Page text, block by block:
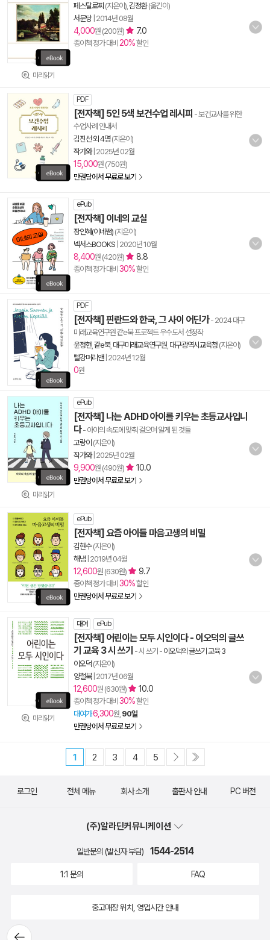
미리읽기
페스탈로찌 (지은이), 김정환(옮긴이)
서문당| 2014년 08월
4,000원 (200원) 7.0
종이책 정가 대비 20%할인
PDF
[전자책] 5인 5색 보건수업 레시피 - 보건교사를 위한
수업사례 안내서
김진선 외 4명(지은이)
작가와| 2025년 02월
15,000원 (750원)
만권당에서 무료로 보기
ePub
[전자책] 이네의 교실
장인혜(이네쌤) (지은이)
넥서스BOOKS 2020년 10월
8,400원 (420원) 8.8
종이책 정가 대비 30%할인
PDF
[전자책] 핀란드와 한국, 그 사이 어딘가- 2024 대구
미래교육연구원 같e북 프로젝트 우수도서 선정작
윤정현 같e북, 대구미래교육연구원 대구광역시교육청 (지은이)
빨강머리앤| 2024년 12월
0원
미리읽기
ePub
[전자책] 나는 ADHD 아이를 키우는 초등교사입니
다- 아이의 속도에 맞춰 걸으며 알게 된 것들
고랑이 (지은이)
작가와| 2025년 02월
9,900원 (490원) 10.0
만권당에서 무료로 보기
ePub
[전자책] 요즘 아이들 마음고생의 비밀
김현수(지은이)
해냄 2019년 04월
12,600원 (630원) 9.7
종이책 정가 대비 30%할인
만권당에서 무료로 보기
미리읽기
대여 ePub
[전자책] 어린이는 모두 시인이다 - 이오덕의 글쓰
기 교육 3 시 쓰기 - 시 쓰기 - 이오덕의 글쓰기 교육 3
이오덕 (지은이)
양철북| 2017년 06월
12,600원 (630원) 10.0
종이책 정가 대비 30%할인
대여가6,300원, 90일
만권당에서 무료로 보기
1 2 3 4 5
뒤로가
로그인 전체 메뉴 회사 소개 출판사 안내 PC 버전
(주)알라딘커뮤니케이션
일반문의 (발신자 부담) 1544-2514
1:1 문의 FAQ
중고매장 위치, 영업시간 안내